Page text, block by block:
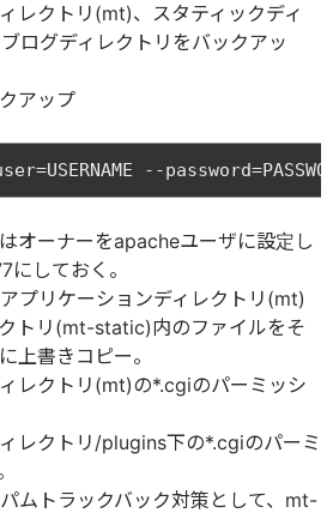
レクトリ(mt)、スタティックディ
ログディレクトリをバックアッ
アップ
オーナーをapacheユーザに設定し
しておく。
プリケーションディレクトリ(mt)
トリ(mt-static)内のファイルをそ
上書きコピー。
レクトリ(mt)の*.cgiのパーミッシ
レクトリ/plugins下の*.cgiのパーミ
ムトラックバック対策として、mt-